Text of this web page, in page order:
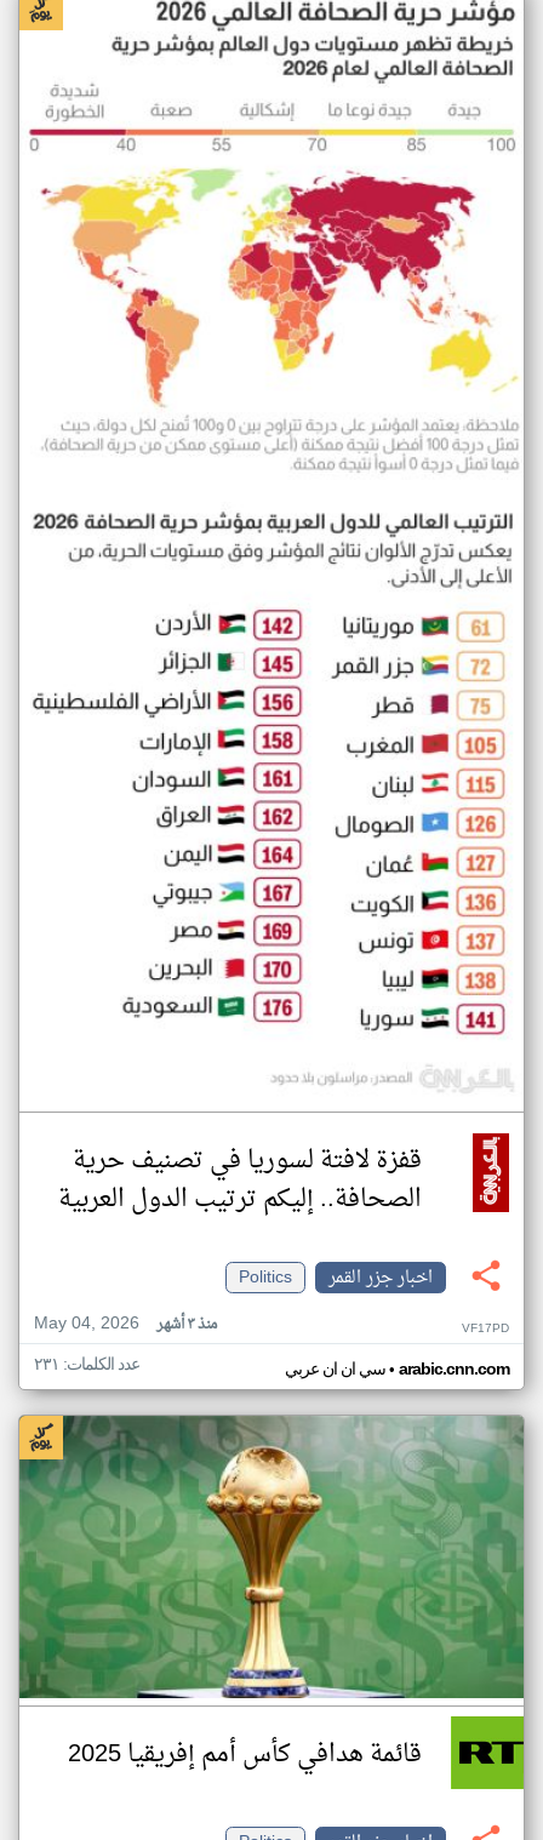
قفزة لافتة لسوريا في تصنيف حرية
الصحافة.. إليكم ترتيب الدول العربية
اخبار جزر القمر
Politics
May 04, 2026
منذ ٣ أشهر VF17PD
سي ان ان عربي• arabic.cnn.com عدد الكلمات: ٢٣١
قائمة هدافي كأس أمم إفريقيا 2025